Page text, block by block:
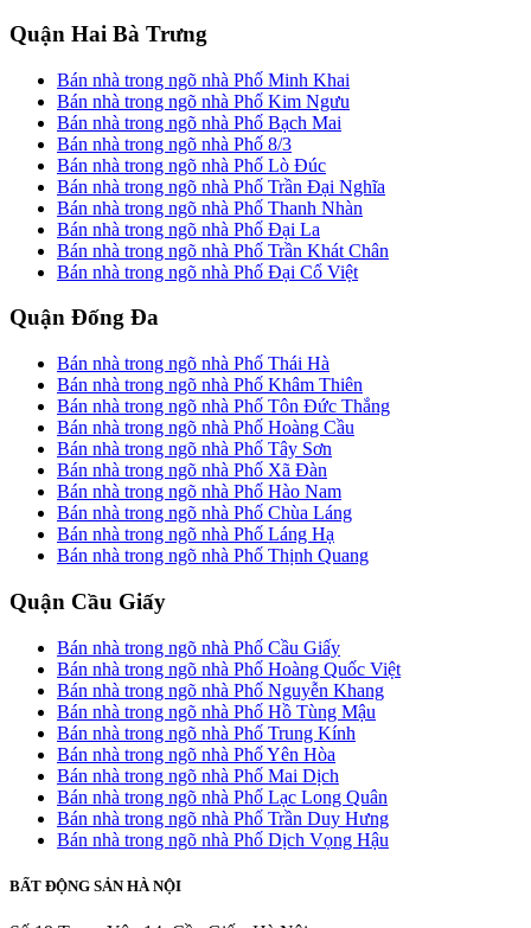
Quận Hai Bà Trưng
Bán nhà trong ngõ nhà Phố Minh Khai
Bán nhà trong ngõ nhà Phố Kim Ngưu
Bán nhà trong ngõ nhà Phố Bạch Mai
Bán nhà trong ngõ nhà Phố 8/3
Bán nhà trong ngõ nhà Phố Lò Đúc
Bán nhà trong ngõ nhà Phố Trần Đại Nghĩa
Bán nhà trong ngõ nhà Phố Thanh Nhàn
Bán nhà trong ngõ nhà Phố Đại La
Bán nhà trong ngõ nhà Phố Trần Khát Chân
Bán nhà trong ngõ nhà Phố Đại Cổ Việt
Quận Đống Đa
Bán nhà trong ngõ nhà Phố Thái Hà
Bán nhà trong ngõ nhà Phố Khâm Thiên
Bán nhà trong ngõ nhà Phố Tôn Đức Thắng
Bán nhà trong ngõ nhà Phố Hoàng Cầu
Bán nhà trong ngõ nhà Phố Tây Sơn
Bán nhà trong ngõ nhà Phố Xã Đàn
Bán nhà trong ngõ nhà Phố Hào Nam
Bán nhà trong ngõ nhà Phố Chùa Láng
Bán nhà trong ngõ nhà Phố Láng Hạ
Bán nhà trong ngõ nhà Phố Thịnh Quang
Quận Cầu Giấy
Bán nhà trong ngõ nhà Phố Cầu Giấy
Bán nhà trong ngõ nhà Phố Hoàng Quốc Việt
Bán nhà trong ngõ nhà Phố Nguyễn Khang
Bán nhà trong ngõ nhà Phố Hồ Tùng Mậu
Bán nhà trong ngõ nhà Phố Trung Kính
Bán nhà trong ngõ nhà Phố Yên Hòa
Bán nhà trong ngõ nhà Phố Mai Dịch
Bán nhà trong ngõ nhà Phố Lạc Long Quân
Bán nhà trong ngõ nhà Phố Trần Duy Hưng
Bán nhà trong ngõ nhà Phố Dịch Vọng Hậu
BẤT ĐỘNG SẢN HÀ NỘI